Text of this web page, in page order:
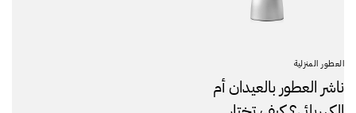
العطور المنزلية
ناشر العطور بالعيدان أم